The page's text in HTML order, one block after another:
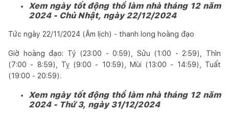
Xem ngày tốt động thổ làm nhà tháng 12 năm
2024 - Chủ Nhật, ngày 22/12/2024
Tức ngày 22/11/2024 (Âm lịch) - thanh long hoàng đạo
Giờ hoàng đạo: Tý (23:00 - 0:59), Sửu (1:00 - 2:59), Thìn
(7:00 - 8:59), Tỵ (9:00 - 10:59), Mùi (13:00 - 14:59), Tuất
(19:00 - 20:59).
Xem ngày tốt động thổ làm nhà tháng 12 năm
2024 - Thứ 3, ngày 31/12/2024